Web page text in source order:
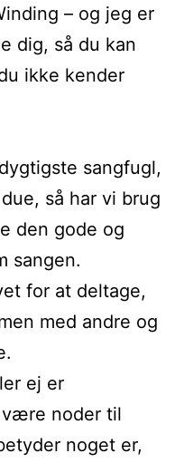
– og jeg er
dig, så du kan
ikke kender
sangfugl,
så har vi brug
den gode og
sangen.
for at deltage,
med andre og
ej er
noder til
noget er,